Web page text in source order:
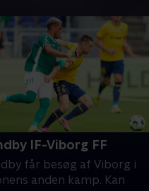
IF-Viborg FF
får besøg af Viborg i
anden kamp. Kan